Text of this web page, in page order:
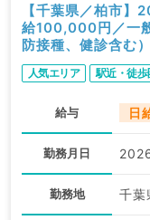
【千葉県／柏市
給100,000円／一
防接種、健診含む
人気エリア 駅近・徒歩
給与 日
勤務月日
勤務地 千葉